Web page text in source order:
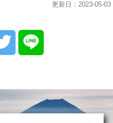
更新日：2023-05-03